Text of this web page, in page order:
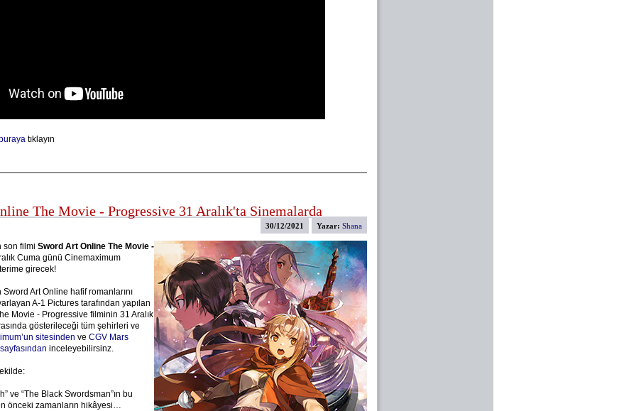
burayatıklayın
The Movie - Progressive 31 Aralık'ta Sinemalarda
Yazar: Shana
30/12/2021
son filmi Sword Art Online The Movie -
Cuma günü Cinemaximum
girecek!
Sword Art Online hafif romanlarını
A-1 Pictures tarafından yapılan
Movie - Progressive filminin 31 Aralık
gösterileceği tüm şehirleri ve
sitesinden ve CGV Mars
inceleyebilirsinz.
ve “The Black Swordsman”ın bu
önceki zamanların hikâyesi…